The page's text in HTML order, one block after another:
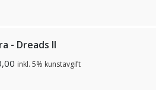
- Dreads II
inkl. 5% kunstavgift